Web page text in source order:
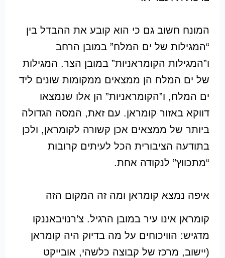
המונח חשוב גם כי הוא קובע את ההבדל בין
“המגילות של ים המלח” במובן הרחב
ו”המגילות הקומראניות” במובן הצר. המגילות
של ים המלח הן ממצאים ממקומות שונים ליד
ים המלח, ו”הקומראניות” הן אלו שנמצאו
דווקא באזור קומראן. עם זאת, המסה הגדולה
ביותר של ממצאים אכן קשורה לקומראן, ולכן
בתודעה הציבורית הכל לעיתים קרובות
“מתכווץ” לנקודה אחת.
איפה נמצא קומראן ומה זה המקום הזה
קומראן אינו עיר במובן הרגיל. צ’רנויבאננקו
מדגיש: הוויכוחים על מה בדיוק היה קומראן
(יישוב, מרכז של קבוצה כלשהי, אובייקט